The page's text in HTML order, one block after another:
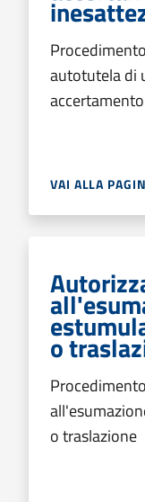
autotutela di
VAI ALLA
o
o traslazione